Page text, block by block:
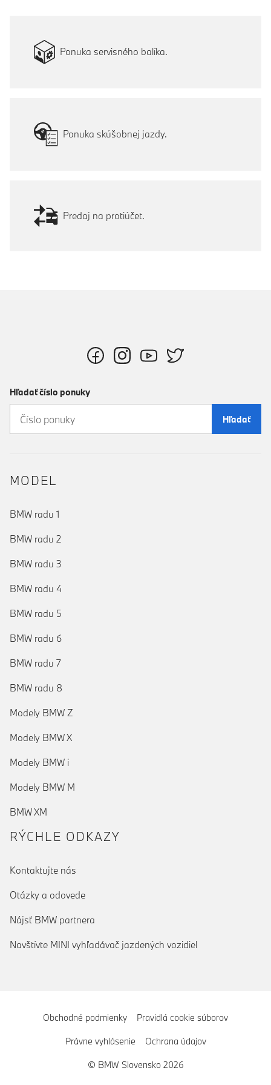
Ponuka servisného balíka.
Ponuka skúšobnej jazdy.
Predaj na protiúčet.
Hľadať číslo ponuky
Hľadať
MODEL
BMW radu 1
BMW radu 2
BMW radu 3
BMW radu 4
BMW radu 5
BMW radu 6
BMW radu 7
BMW radu 8
Modely BMW Z
Modely BMW X
Modely BMW i
Modely BMW M
BMW XM
RÝCHLE ODKAZY
Kontaktujte nás
Otázky a odovede
Nájsť BMW partnera
Navštívte MINI vyhľadávač jazdených vozidiel
Obchodné podmienky Pravidlá cookie súborov
Právne vyhlásenie Ochrana údajov
© BMW Slovensko 2026